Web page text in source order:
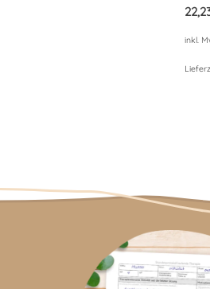
von
inkl.